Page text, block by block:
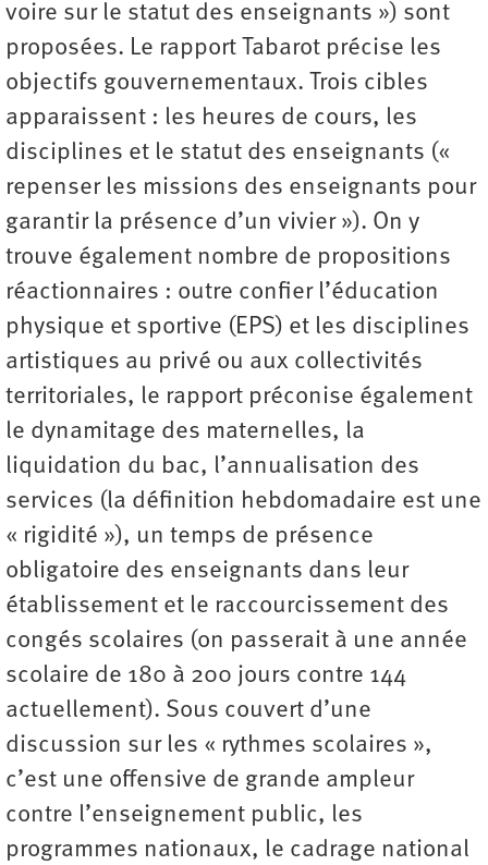
voire sur le statut des enseignants ») sont
proposées. Le rapport Tabarot précise les
objectifs gouvernementaux. Trois cibles
apparaissent : les heures de cours, les
disciplines et le statut des enseignants («
repenser les missions des enseignants pour
garantir la présence d’un vivier »). On y
trouve également nombre de propositions
réactionnaires : outre confier l’éducation
physique et sportive (EPS) et les disciplines
artistiques au privé ou aux collectivités
territoriales, le rapport préconise également
le dynamitage des maternelles, la
liquidation du bac, l’annualisation des
services (la définition hebdomadaire est une
« rigidité »), un temps de présence
obligatoire des enseignants dans leur
établissement et le raccourcissement des
congés scolaires (on passerait à une année
scolaire de 180 à 200 jours contre 144
actuellement). Sous couvert d’une
discussion sur les « rythmes scolaires »,
c’est une offensive de grande ampleur
contre l’enseignement public, les
programmes nationaux, le cadrage national